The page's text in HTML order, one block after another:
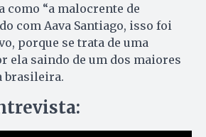
como “a malocrente de
com Aava Santiago, isso foi
porque se trata de uma
ela saindo de um dos maiores
brasileira.